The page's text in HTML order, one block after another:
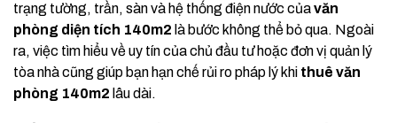
trạng tường, trần, sàn và hệ thống điện nước củavăn
phòng diện tích 140m2 là bước không thể bỏ qua. Ngoài
ra, việc tìm hiểu về uy tín của chủ đầu tư hoặc đơn vị quản lý
tòa nhà cũng giúp bạn hạn chế rủi ro pháp lý khi thuê văn
phòng 140m2 lâu dài.